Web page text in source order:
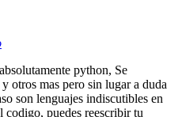
python, Se
otros mas pero sin lugar a duda
son lenguajes indiscutibles en
puedes reescribir tu